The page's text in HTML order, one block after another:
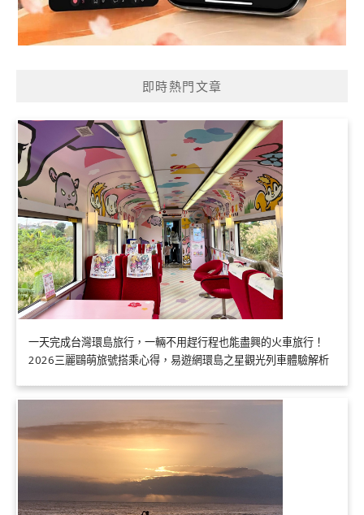
即時熱門文章
一天完成台灣環島旅行，一輛不用趕行程也能盡興的火車旅行！
2026三麗鷗萌旅號搭乘心得，易遊網環島之星觀光列車體驗解析